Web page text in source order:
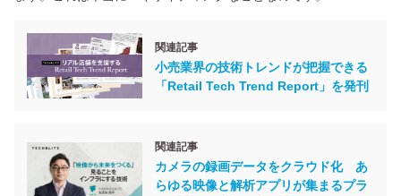
関連記事
小売業界の技術トレンドが把握できる
「Retail Tech Trend Report」を発刊
関連記事
カメラの録画データをクラウド化 あ
らゆる映像と解析アプリが集まるプラ